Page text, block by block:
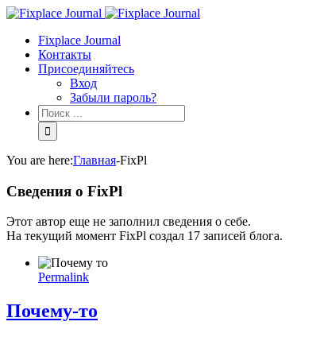
Fixplace Journal
Контакты
Присоединяйтесь
Вход
Забыли пароль?
You are here:Главная-FixPl
Сведения о FixPl
Этот автор еще не заполнил сведения о себе.
На текущий момент FixPl создал 17 записей блога.
Permalink
Почему-то